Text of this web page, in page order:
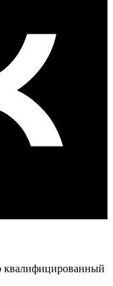
квалифицированный